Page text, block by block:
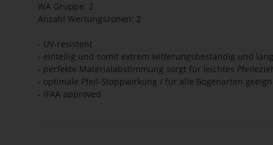
WA Gruppe: 2
Anzahl Wertungszonen: 2
- UV-resistent
- einteilig und somit extrem witterungsbeständig und
- perfekte Materialabstimmung sorgt für leichtes
- optimale Pfeil-Stoppwirkung / für alle Bogenarten
- IFAA approved